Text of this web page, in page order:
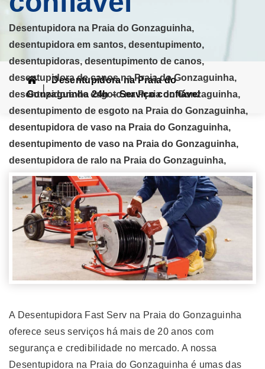
Desentupidora na Praia do Gonzaguinha,
desentupidora em santos, desentupimento,
desentupidoras, desentupimento de canos,
desentupidora de canos na Praia do Gonzaguinha,
desentupidora de esgoto na Praia do Gonzaguinha,
desentupimento de esgoto na Praia do Gonzaguinha,
desentupidora de vaso na Praia do Gonzaguinha,
desentupimento de vaso na Praia do Gonzaguinha,
desentupidora de ralo na Praia do Gonzaguinha,
desentupimento de ralos na Praia do Gonzaguinha,
desentupidora de pias na Praia do Gonzaguinha,
desentupimento de pias na Praia do Gonzaguinha
Desentupidora na Praia do
Gonzaguinha 24h – Serviço confiável
A Desentupidora Fast Serv na Praia do Gonzaguinha
oferece seus serviços há mais de 20 anos com
segurança e credibilidade no mercado. A nossa
Desentupidora na Praia do Gonzaguinha é umas das